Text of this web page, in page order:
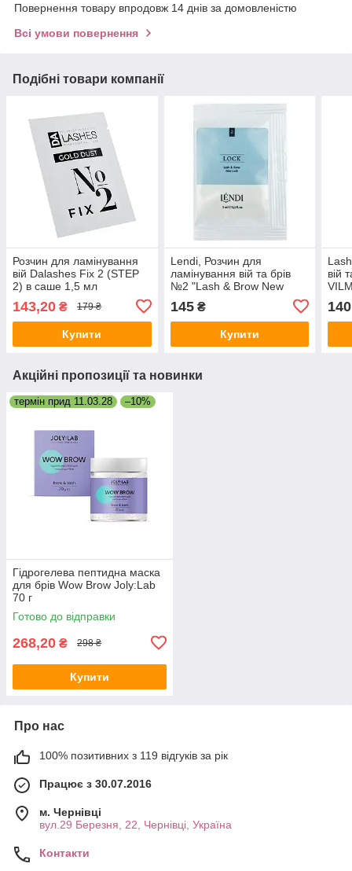
Повернення товару впродовж 14 днів за домовленістю
Всі умови повернення
Подібні товари компанії
Розчин для ламінування
вій Dalashes Fix 2 (STEP
2) в саше 1,5 мл
143,20 ₴ 179 ₴
Купити
Lendi, Розчин для
ламінування вій та брів
№2 "Lash & Brow New
145₴
Купити
вій
140
Акційні пропозиції та новинки
термін прид 11.03.28 –10%
Гідрогелева пептидна маска
для брів Wow Brow Joly:Lab
70 г
Готово до відправки
268,20 ₴ 298 ₴
Купити
Про нас
100% позитивних з 119 відгуків за рік
Працює з 30.07.2016
м. Чернівці
вул.29 Березня, 22, Чернівці, Україна
Контакти